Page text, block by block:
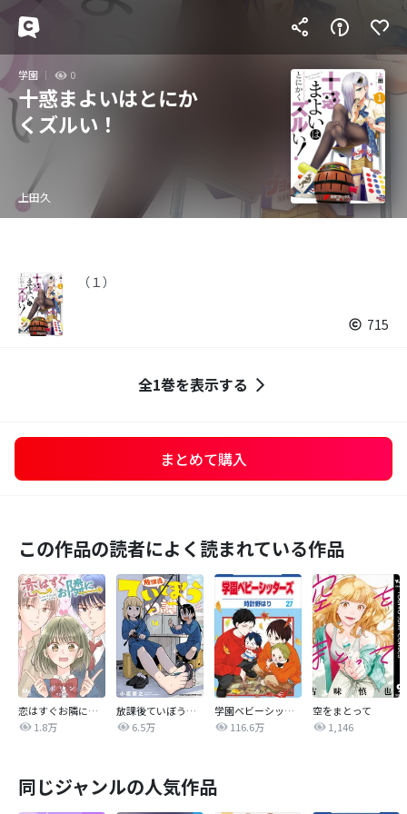
学園 0
十惑まよいはとにか
くズルい！
上田久
（１）
715
全1巻を表示する
まとめて購入
この作品の読者によく読まれている作品
恋はすぐお隣に【タテヨミ】
1.8万
放課後ていぼう日誌
6.5万
学園ベビーシッターズ
116.6万
空をまとって
1,146
同じジャンルの人気作品